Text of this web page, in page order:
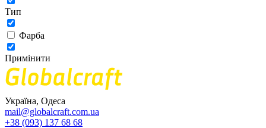
Тип
Фарба
Примінити
Україна, Одеса
mail@globalcraft.com.ua
+38 (093) 137 68 68